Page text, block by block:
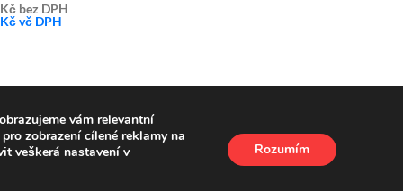
Kč bez DPH
Kčvč DPH
vám relevantní
zobrazení cílené reklamy na
veškerá nastavení v
Rozumím